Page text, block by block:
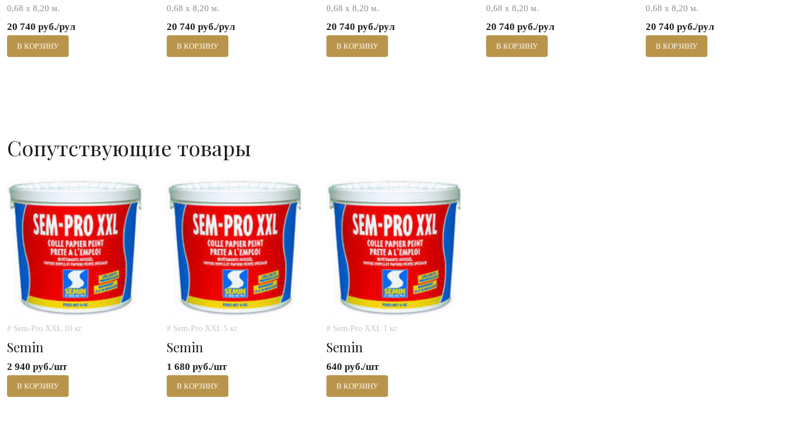
0,68 х 8,20 м.
20 740 руб./рул
В КОРЗИНУ
0,68 х 8,20 м.
20 740 руб./рул
В КОРЗИНУ
0,68 х 8,20 м.
20 740 руб./рул
В КОРЗИНУ
0,68 х 8,20 м.
20 740 руб./рул
В КОРЗИНУ
0,68 х 8,20 м.
20 740 руб./рул
В КОРЗИНУ
Сопутствующие товары
# Sem-Pro XXL 10 кг
Semin
2 940 руб./шт
В КОРЗИНУ
# Sem-Pro XXL 5 кг.
Semin
1 680 руб./шт
В КОРЗИНУ
# Sem-Pro XXL 1 кг.
Semin
640 руб./шт
В КОРЗИНУ